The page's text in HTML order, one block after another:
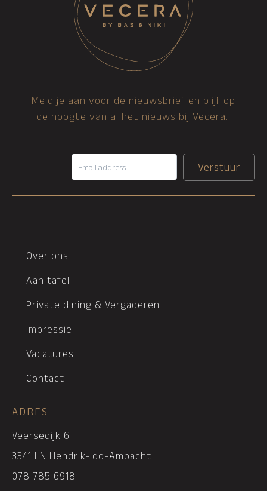
Meld je aan voor de nieuwsbrief en blijf op
de hoogte van al het nieuws bij Vecera.
Verstuur
Over ons
Aan tafel
Private dining & Vergaderen
Impressie
Vacatures
Contact
ADRES
Veersedijk 6
3341 LN Hendrik-Ido-Ambacht
078 785 6918